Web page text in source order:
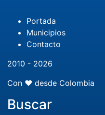
Portada
Municipios
Contacto
2010 - 2026
Con ❤️ desde Colombia
Buscar